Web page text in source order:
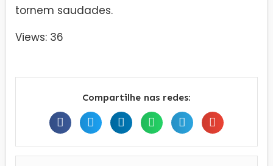
tornem saudades.
Views: 36
Compartilhe nas redes: